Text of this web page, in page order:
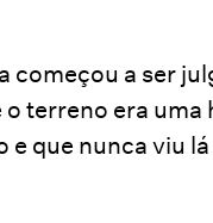
começou a ser
terreno era uma
e que nunca viu